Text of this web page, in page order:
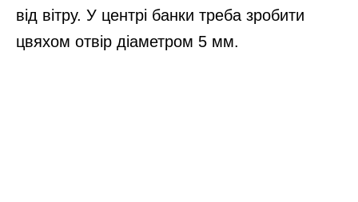
від вітру. У центрі банки треба зробити
цвяхом отвір діаметром 5 мм.